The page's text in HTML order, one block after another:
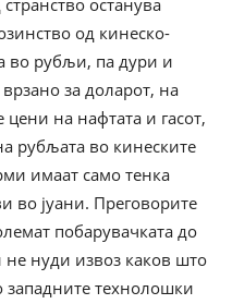
останува
од кинеско-
во рубљи, па дури и
за доларот, на
на нафтата и гасот,
рубљата во кинеските
имаат само тенка
во јуани. Преговорите
побарувачката до
нуди извоз каков што
западните технолошки